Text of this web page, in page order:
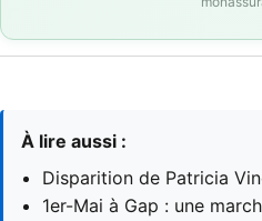
À lire aussi :
Disparition de Patricia
1er-Mai à Gap : une